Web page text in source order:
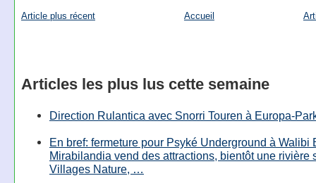
Article plus récent Accueil
Articles les plus lus cette semaine
Direction Rulantica avec Snorri Touren à Europa-
En bref: fermeture pour Psyké Underground à Walibi
Mirabilandia vend des attractions, bientôt une rivière
Villages Nature, …